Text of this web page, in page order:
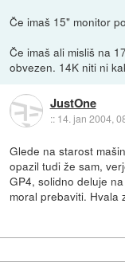
Če imaš 15" monitor
Če imaš ali misliš na
obvezen. 14K niti ni
JustOne
:: 14. jan 2004,
Glede na starost
opazil tudi že sam,
GP4, solidno deluje
moral prebaviti. Hvala